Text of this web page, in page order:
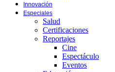
Innovación
Especiales
Salud
Certificaciones
Reportajes
Cine
Espectáculo
Eventos